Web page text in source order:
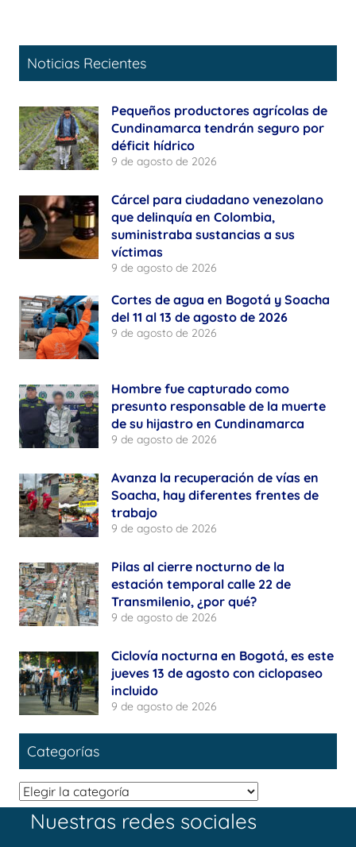
Noticias Recientes
Pequeños productores agrícolas de
Cundinamarca tendrán seguro por
déficit hídrico
9 de agosto de 2026
Cárcel para ciudadano venezolano
que delinquía en Colombia,
suministraba sustancias a sus
víctimas
9 de agosto de 2026
Cortes de agua en Bogotá y Soacha
del 11 al 13 de agosto de 2026
9 de agosto de 2026
Hombre fue capturado como
presunto responsable de la muerte
de su hijastro en Cundinamarca
9 de agosto de 2026
Avanza la recuperación de vías en
Soacha, hay diferentes frentes de
trabajo
9 de agosto de 2026
Pilas al cierre nocturno de la
estación temporal calle 22 de
Transmilenio, ¿por qué?
9 de agosto de 2026
Ciclovía nocturna en Bogotá, es este
jueves 13 de agosto con ciclopaseo
incluido
9 de agosto de 2026
Categorías
Categorías
Nuestras redes sociales